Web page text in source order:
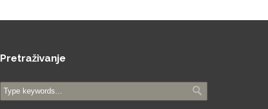
Pretraživanje